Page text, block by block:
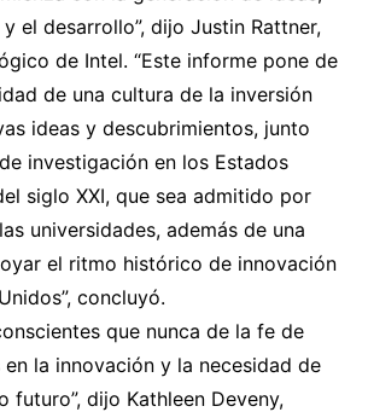
el desarrollo”, dijo Justin Rattner,
de Intel. “Este informe pone de
de una cultura de la inversión
ideas y descubrimientos, junto
investigación en los Estados
siglo XXI, que sea admitido por
universidades, además de una
el ritmo histórico de innovación
concluyó.
que nunca de la fe de
la innovación y la necesidad de
futuro”, dijo Kathleen Deveny,